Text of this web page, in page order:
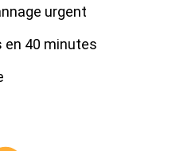
urgent
en 40 minutes